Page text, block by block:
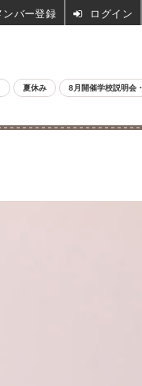
夏休み 8月開催学校説明会
ログイン